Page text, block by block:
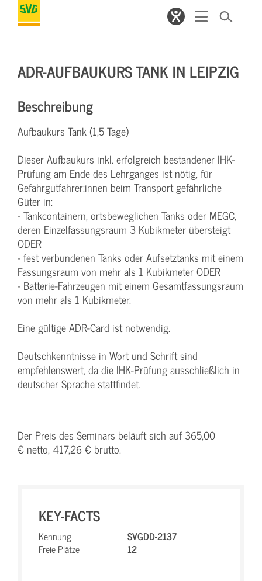
ADR-AUFBAUKURS TANK IN LEIPZIG
Beschreibung
Aufbaukurs Tank (1,5 Tage)
Dieser Aufbaukurs inkl. erfolgreich bestandener IHK-
Prüfung am Ende des Lehrganges ist nötig, für
Gefahrgutfahrer:innen beim Transport gefährliche
Güter in:
- Tankcontainern, ortsbeweglichen Tanks oder MEGC,
deren Einzelfassungsraum 3 Kubikmeter übersteigt
ODER
- fest verbundenen Tanks oder Aufsetztanks mit einem
Fassungsraum von mehr als 1 Kubikmeter ODER
- Batterie-Fahrzeugen mit einem Gesamtfassungsraum
von mehr als 1 Kubikmeter.
Eine gültige ADR-Card ist notwendig.
Deutschkenntnisse in Wort und Schrift sind
empfehlenswert, da die IHK-Prüfung ausschließlich in
deutscher Sprache stattfindet.
Der Preis des Seminars beläuft sich auf 365,00
€ netto, 417,26 € brutto.
KEY-FACTS
Kennung
SVGDD-2137
Freie Plätze
12